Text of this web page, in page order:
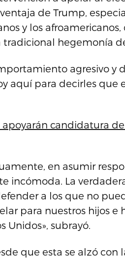
de Trump,
y los afroamericanos,
hegemonía
agresivo y
aquí para decirles que
candidatura
en asumir
incómoda. La
a los que no
para nuestros hijos e
Unidos», subrayó.
que esta se alzó con